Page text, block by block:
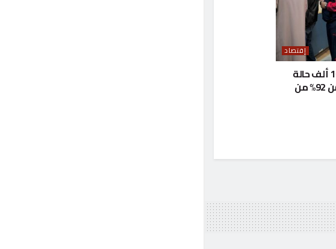
إقتصاد
التأمينات: صرف 167.5 ألف حالة
متراكمة والانتهاء من 92% من